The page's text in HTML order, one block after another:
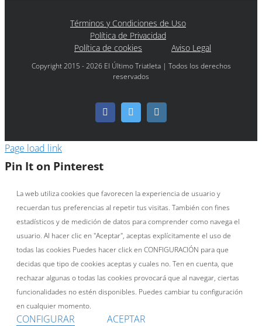
Términos y Condiciones de Uso
Política de Privacidad
Política de cookies
Aviso Legal
Copyright 2015 - 2026 El Último Triatleta | Todos los derechos
reservados
FacebookTwitter
Page load link
Pin It on Pinterest
La web utiliza cookies que favorecen la experiencia de usuario y
recuerdan tus preferencias al repetir tus visitas. También con fines
estadísticos y de medición de datos para comprender como navega el
usuario. Al hacer clic en "Aceptar", aceptas explícitamente el uso de
todas las cookies Puedes hacer click en CONFIGURACIÓN para que
decidas que tipo de cookies aceptas y cuales no. Ten en cuenta, que
rechazar algunas o todas las cookies provocará que al navegar, ciertas
funcionalidades no estén disponibles. Puedes cambiar tu configuración
en cualquier momento.
CONFIGURAR ACEPTAR